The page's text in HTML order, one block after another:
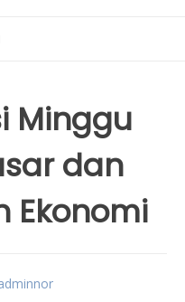
Minggu
dan
Ekonomi